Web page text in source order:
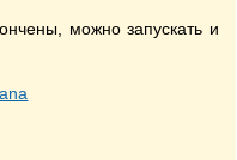
можно запускать и